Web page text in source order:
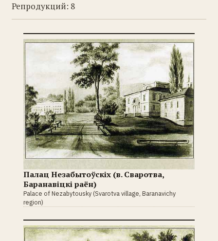
Репродукций: 8
Палац Незабытоўскіх (в. Сваротва,
Баранавіцкі раён)
Palace of Nezabytousky (Svarotva village, Baranavichy
region)